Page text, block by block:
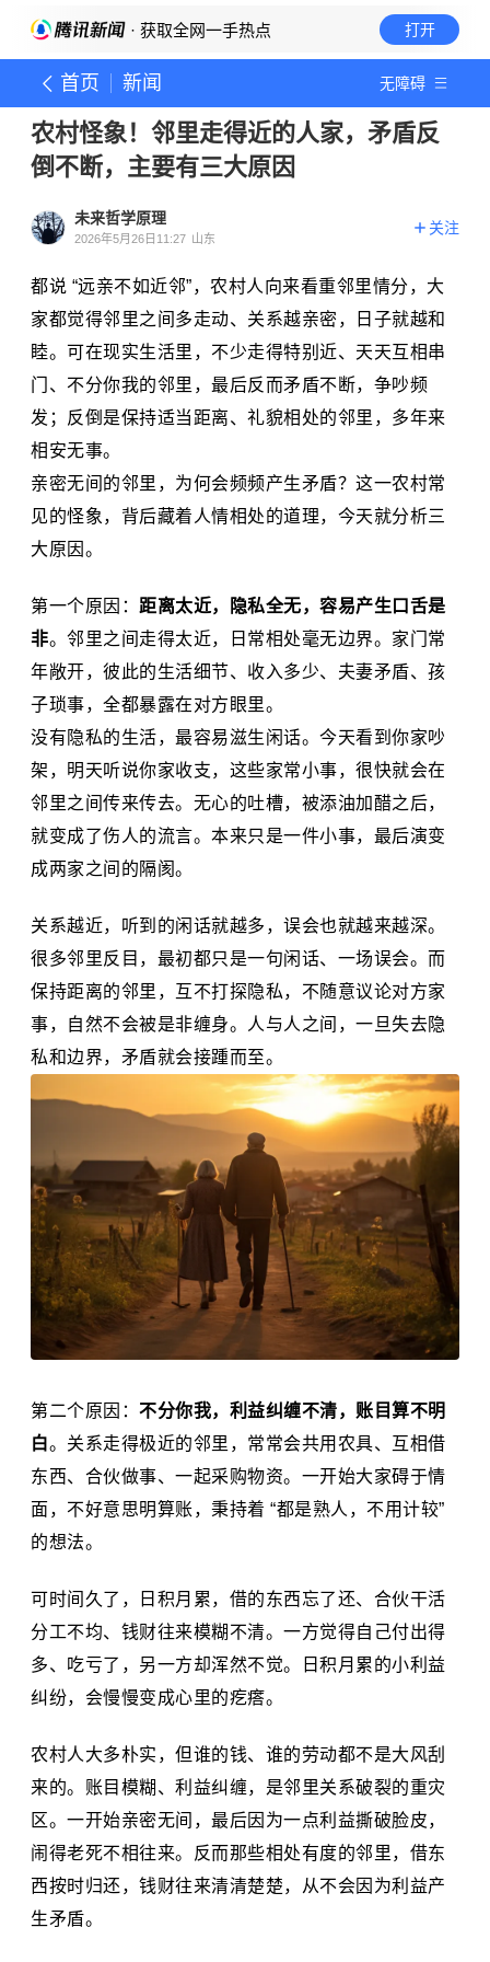
· 获取全网一手热点 打开
首页 新闻 无障碍
农村怪象！邻里走得近的人家，矛盾反
倒不断，主要有三大原因
未来哲学原理
2026年5月26日11:27 山东
关注
都说 “远亲不如近邻”，农村人向来看重邻里情分，大
家都觉得邻里之间多走动、关系越亲密，日子就越和
睦。可在现实生活里，不少走得特别近、天天互相串
门、不分你我的邻里，最后反而矛盾不断，争吵频
发；反倒是保持适当距离、礼貌相处的邻里，多年来
相安无事。
亲密无间的邻里，为何会频频产生矛盾？这一农村常
见的怪象，背后藏着人情相处的道理，今天就分析三
大原因。
第一个原因： 距离太近，隐私全无，容易产生口舌是
非。邻里之间走得太近，日常相处毫无边界。家门常
年敞开，彼此的生活细节、收入多少、夫妻矛盾、孩
子琐事，全都暴露在对方眼里。
没有隐私的生活，最容易滋生闲话。今天看到你家吵
架，明天听说你家收支，这些家常小事，很快就会在
邻里之间传来传去。无心的吐槽，被添油加醋之后，
就变成了伤人的流言。本来只是一件小事，最后演变
成两家之间的隔阂。
关系越近，听到的闲话就越多，误会也就越来越深。
很多邻里反目，最初都只是一句闲话、一场误会。而
保持距离的邻里，互不打探隐私，不随意议论对方家
事，自然不会被是非缠身。人与人之间，一旦失去隐
私和边界，矛盾就会接踵而至。
第二个原因： 不分你我，利益纠缠不清，账目算不明
白。关系走得极近的邻里，常常会共用农具、互相借
东西、合伙做事、一起采购物资。一开始大家碍于情
面，不好意思明算账，秉持着 “都是熟人，不用计较”
的想法。
可时间久了，日积月累，借的东西忘了还、合伙干活
分工不均、钱财往来模糊不清。一方觉得自己付出得
多、吃亏了，另一方却浑然不觉。日积月累的小利益
纠纷，会慢慢变成心里的疙瘩。
农村人大多朴实，但谁的钱、谁的劳动都不是大风刮
来的。账目模糊、利益纠缠，是邻里关系破裂的重灾
区。一开始亲密无间，最后因为一点利益撕破脸皮，
闹得老死不相往来。反而那些相处有度的邻里，借东
西按时归还，钱财往来清清楚楚，从不会因为利益产
生矛盾。